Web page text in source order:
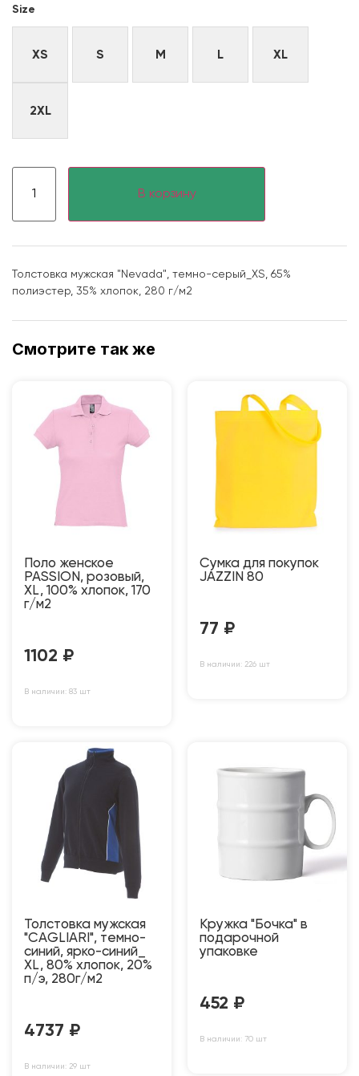
Size
XS S M L XL
2XL
В корзину
Толстовка мужская "Nevada", темно-серый_XS, 65%
полиэстер, 35% хлопок, 280 г/м2
Смотрите так же
Поло женское
PASSION, розовый,
XL, 100% хлопок, 170
г/м2
1102 ₽
В наличии: 83 шт
Сумка для покупок
JAZZIN 80
77 ₽
В наличии: 226 шт
Толстовка мужская
"CAGLIARI", темно-
синий, ярко-синий_
XL, 80% хлопок, 20%
п/э, 280г/м2
4737 ₽
В наличии: 29 шт
Кружка "Бочка" в
подарочной
упаковке
452 ₽
В наличии: 70 шт